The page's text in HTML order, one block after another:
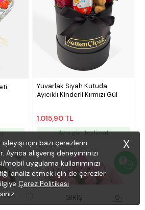
GİRİŞ 0
Yuvarlak Siyah Kutuda
Ayıcıklı Kinderli Kırmızı Gül
1.015,90 TL
Aynı gün teslimat
işleyişi için bazı çerezlerin
Ayrıca alışveriş deneyiminizi
uygulama kullanımınızı
analiz etmek için de çerezler
Çerez Politikası
X